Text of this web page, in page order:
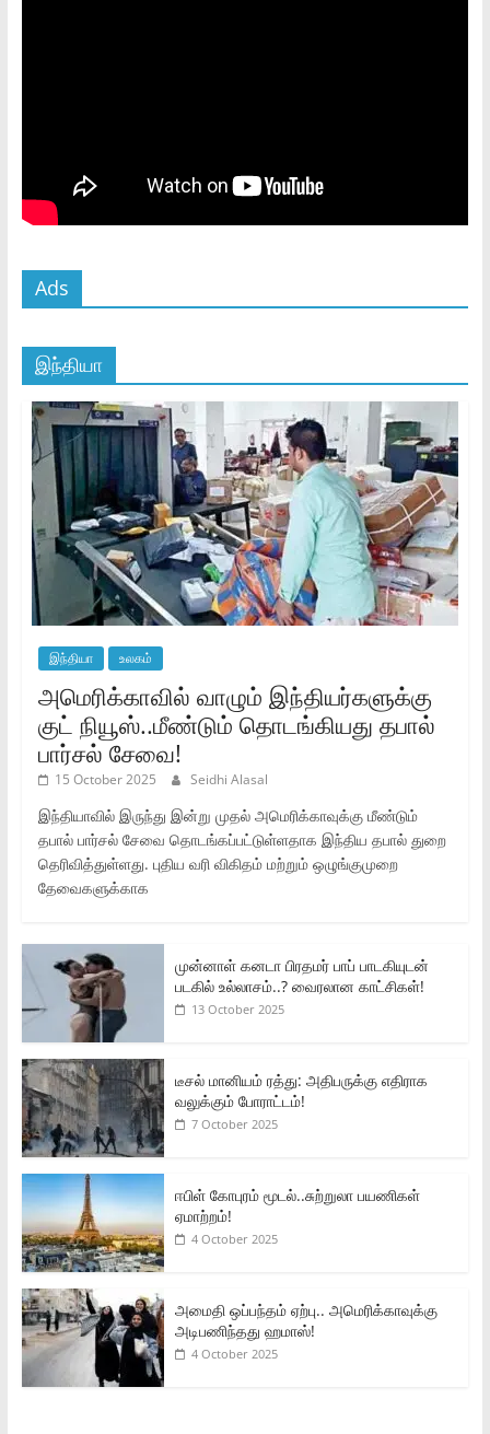
Ads
இந்தியா
இந்தியா உலகம்
அமெரிக்காவில் வாழும் இந்தியர்களுக்கு
குட் நியூஸ்..மீண்டும் தொடங்கியது தபால்
பார்சல் சேவை!
15 October 2025 Seidhi Alasal
இந்தியாவில் இருந்து இன்று முதல் அமெரிக்காவுக்கு மீண்டும்
தபால் பார்சல் சேவை தொடங்கப்பட்டுள்ளதாக இந்திய தபால் துறை
தெரிவித்துள்ளது. புதிய வரி விகிதம் மற்றும் ஒழுங்குமுறை
தேவைகளுக்காக
முன்னாள் கனடா பிரதமர் பாப் பாடகியுடன்
படகில் உல்லாசம்..? வைரலான காட்சிகள்!
13 October 2025
டீசல் மானியம் ரத்து: அதிபருக்கு எதிராக
வலுக்கும் போராட்டம்!
7 October 2025
ஈபிள் கோபுரம் மூடல்..சுற்றுலா பயணிகள்
ஏமாற்றம்!
4 October 2025
அமைதி ஒப்பந்தம் ஏற்பு.. அமெரிக்காவுக்கு
அடிபணிந்தது ஹமாஸ்!
4 October 2025